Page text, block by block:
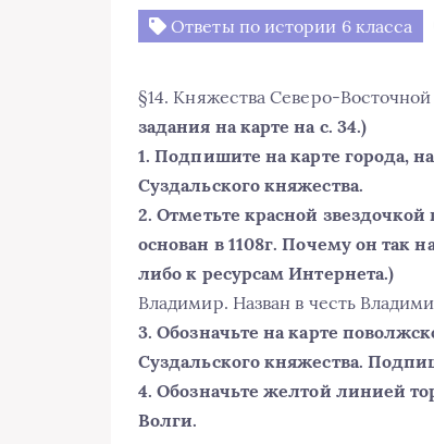
Ответы по истории 6 класса
§14. Княжества Северо-
задания на карте на с. 34.)
1. Подпишите на карте города,
Суздальского княжества.
2. Отметьте красной
основан в 1108г. Почему он так
либо к ресурсам Интернета.)
Владимир. Назван в честь
3. Обозначьте на карте
Суздальского княжества.
4. Обозначьте желтой линией
Волги.